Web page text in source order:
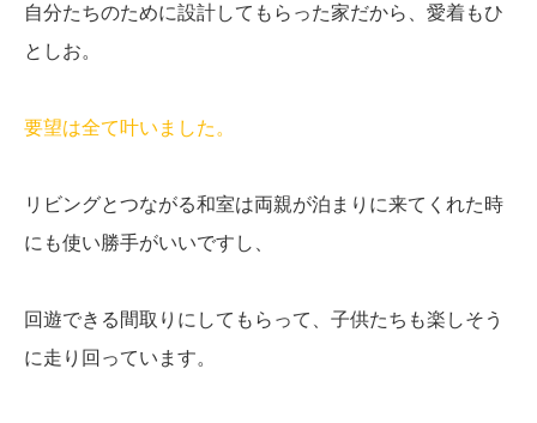
自分たちのために設計してもらった家だから、愛着もひ
としお。
要望は全て叶いました。
リビングとつながる和室は両親が泊まりに来てくれた時
にも使い勝手がいいですし、
回遊できる間取りにしてもらって、子供たちも楽しそう
に走り回っています。